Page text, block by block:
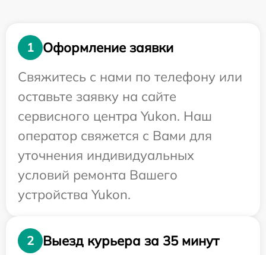
1
Оформление заявки
Свяжитесь с нами по телефону или
оставьте заявку на сайте
сервисного центра Yukon. Наш
оператор свяжется с Вами для
уточнения индивидуальных
условий ремонта Вашего
устройства Yukon.
2
Выезд курьера за 35 минут